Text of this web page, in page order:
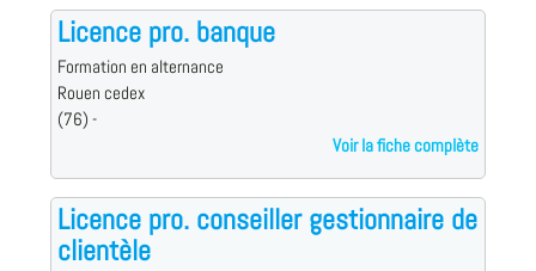
Licence pro. banque
Formation en alternance
Rouen cedex
(76) -
Voir la fiche complète
Licence pro. conseiller gestionnaire de
clientèle